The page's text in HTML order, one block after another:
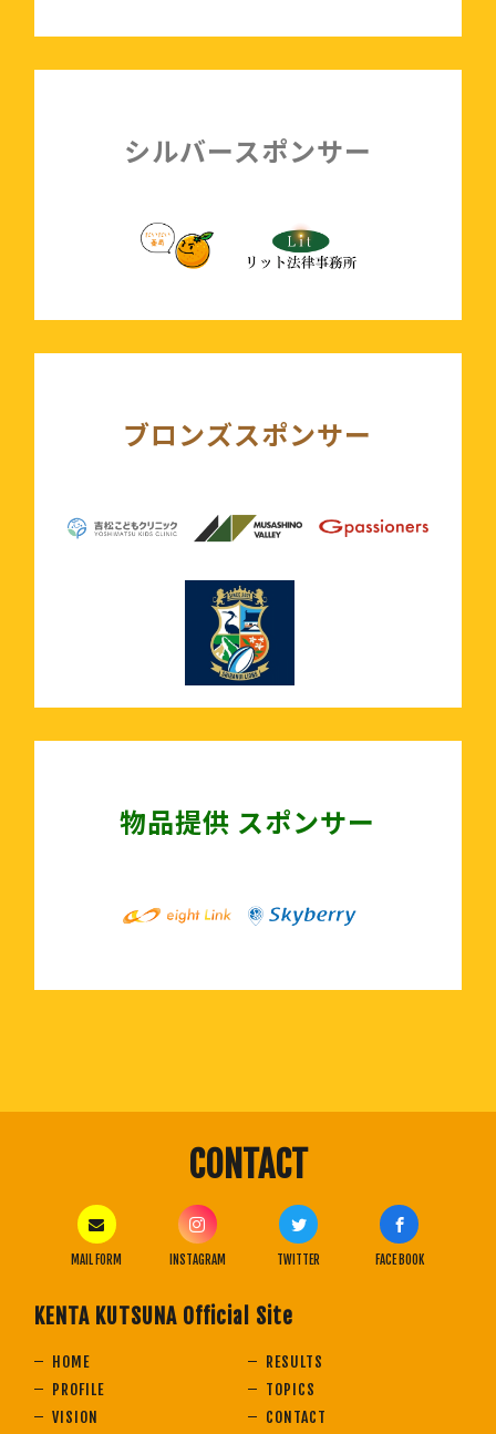
シルバースポンサー
ブロンズスポンサー
物品提供 スポンサー
CONTACT
MAIL FORM INSTAGRAM TWITTER FACE BOOK
KENTA KUTSUNA Official Site
HOME
PROFILE
VISION
RESULTS
TOPICS
CONTACT